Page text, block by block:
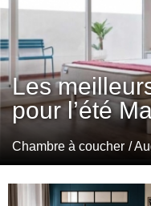
Les
pour l’été
Chambre à coucher /